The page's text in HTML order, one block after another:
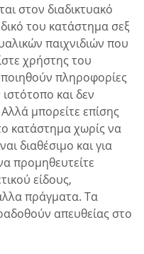
στον διαδικτυακό
του κατάστημα σεξ
παιχνιδιών που
χρήστης του
πληροφορίες
και δεν
μπορείτε επίσης
κατάστημα χωρίς να
διαθέσιμο και για
προμηθευτείτε
είδους,
πράγματα. Τα
απευθείας στο